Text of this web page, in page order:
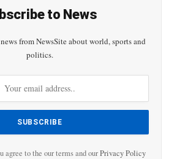
to News
from NewsSite about world, sports and
politics.
agree to the our terms and ourPrivacy Policy